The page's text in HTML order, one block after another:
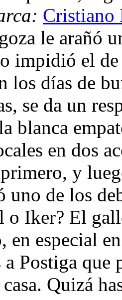
Cristiano
le arañó
impidió el
los días de
se da un
blanca
en dos
y
uno de los
o Iker? El
en especial
a Postiga
Quizá